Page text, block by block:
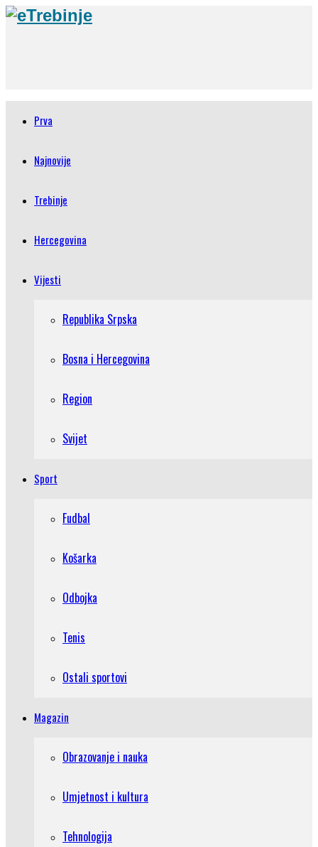
Prva
Najnovije
Trebinje
Hercegovina
Vijesti
Republika Srpska
Bosna i Hercegovina
Region
Svijet
Sport
Fudbal
Košarka
Odbojka
Tenis
Ostali sportovi
Magazin
Obrazovanje i nauka
Umjetnost i kultura
Tehnologija